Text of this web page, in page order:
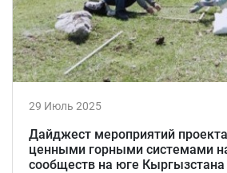
29 Июль 2025
Дайджест мероприятий
ценными горными системами
сообществ на юге Кыргызстана